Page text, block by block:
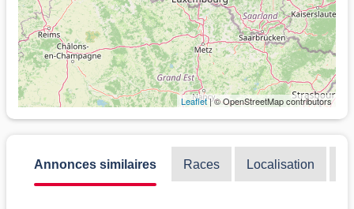
Leaflet| © OpenStreetMap contributors
Annonces similaires Races Localisation